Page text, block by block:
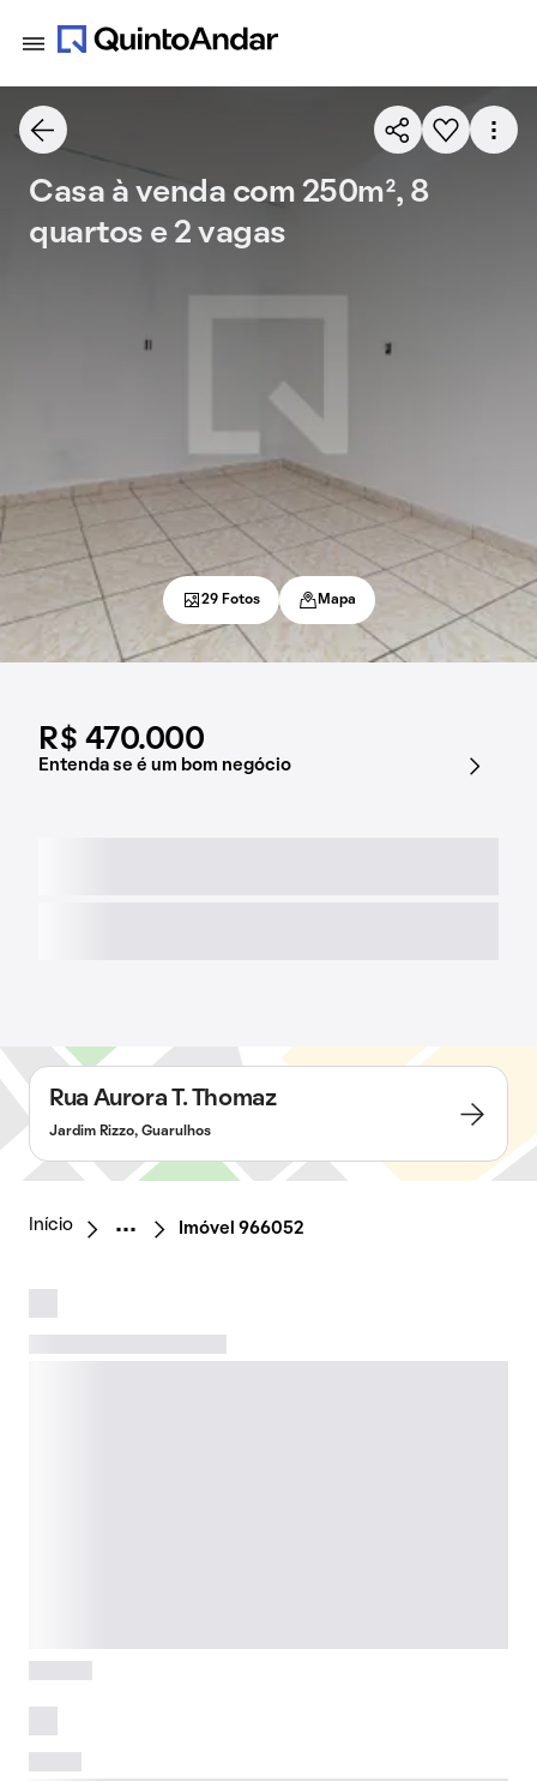
R$ 470.000
Entenda se é um bom negócio
Casa à venda com 250m², 8
quartos e 2 vagas
29 Fotos Mapa
Rua Aurora T. Thomaz
Jardim Rizzo, Guarulhos
Início Imóvel 966052